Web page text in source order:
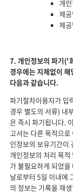
개
제
제
7. 개인정보의 파기('
경우에는 지체없이
다음과 같습니다.
파기절차이용자가 입
경우 별도의 서류) 내
은 즉시 파기됩니다.
고서는 다른 목적으
인정보의 보유기간이
개인정보의 처리 목
가 불필요하게 되었
날로부터 5일 이내에
의 정보는 기록을 재